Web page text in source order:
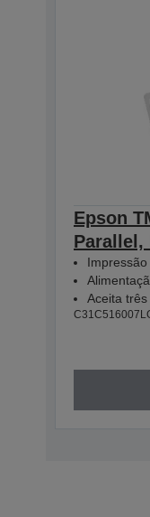
Epson
Parallel,
Aceita